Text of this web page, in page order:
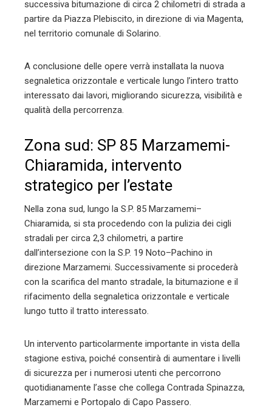
successiva bitumazione di circa 2 chilometri di strada a
partire da Piazza Plebiscito, in direzione di via Magenta,
nel territorio comunale di Solarino.
A conclusione delle opere verrà installata la nuova
segnaletica orizzontale e verticale lungo l’intero tratto
interessato dai lavori, migliorando sicurezza, visibilità e
qualità della percorrenza.
Zona sud: SP 85 Marzamemi-
Chiaramida, intervento
strategico per l’estate
Nella zona sud, lungo la S.P. 85 Marzamemi–
Chiaramida, si sta procedendo con la pulizia dei cigli
stradali per circa 2,3 chilometri, a partire
dall’intersezione con la S.P. 19 Noto–Pachino in
direzione Marzamemi. Successivamente si procederà
con la scarifica del manto stradale, la bitumazione e il
rifacimento della segnaletica orizzontale e verticale
lungo tutto il tratto interessato.
Un intervento particolarmente importante in vista della
stagione estiva, poiché consentirà di aumentare i livelli
di sicurezza per i numerosi utenti che percorrono
quotidianamente l’asse che collega Contrada Spinazza,
Marzamemi e Portopalo di Capo Passero.